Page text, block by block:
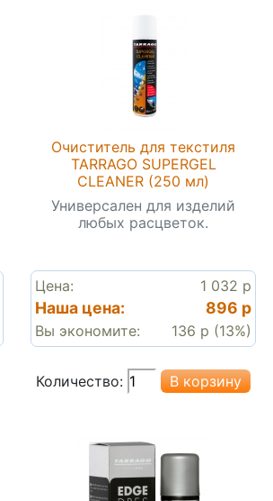
Очиститель для текстиля
TARRAGO SUPERGEL
CLEANER (250 мл)
Универсален для изделий
любых расцветок.
Цена: 1 032 р
Наша цена: 896 р
Вы экономите: 136 р (13%)
Количество: